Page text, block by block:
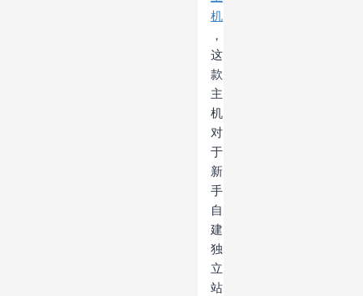
机
，
这
款
主
机
对
于
新
手
自
建
独
立
站